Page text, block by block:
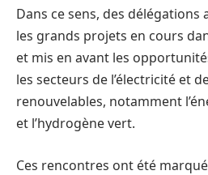
Dans ce sens, des délégations
les grands projets en cours
et mis en avant les
les secteurs de l’électricité et
renouvelables, notamment
et l’hydrogène vert.
Ces rencontres ont été